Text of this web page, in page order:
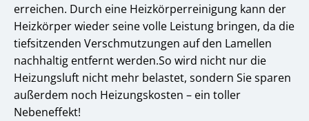
erreichen. Durch eine Heizkörperreinigung kann der
Heizkörper wieder seine volle Leistung bringen, da die
tiefsitzenden Verschmutzungen auf den Lamellen
nachhaltig entfernt werden.So wird nicht nur die
Heizungsluft nicht mehr belastet, sondern Sie sparen
außerdem noch Heizungskosten – ein toller
Nebeneffekt!